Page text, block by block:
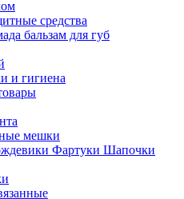
средства
бальзам для губ
и гигиена
мешки
Фартуки Шапочки